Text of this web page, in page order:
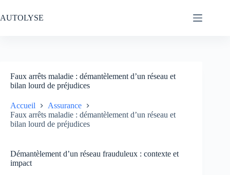
au
contenu
AUTOLYSE
Faux arrêts maladie : démantèlement d’un réseau et
bilan lourd de préjudices
Accueil
Assurance
Faux arrêts maladie : démantèlement d’un réseau et
bilan lourd de préjudices
Démantèlement d’un réseau frauduleux : contexte et
impact